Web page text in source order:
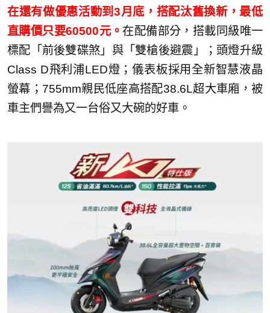
在還有做優惠活動到3月底，搭配汰舊換新，最低
直購價只要60500元。在配備部分，搭載同級唯一
標配「前後雙碟煞」與「雙槍後避震」；頭燈升級
Class D飛利浦LED燈；儀表板採用全新智慧液晶
螢幕；755mm親民低座高搭配38.6L超大車廂，被
車主們譽為又一台俗又大碗的好車。